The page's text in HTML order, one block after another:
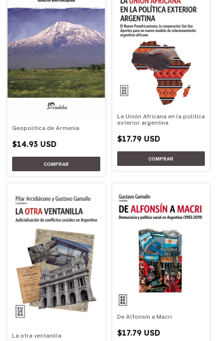
Geopolítica de Armenia
$14.93 USD
La Unión Africana en la política
exterior argentina
$17.79 USD
La otra ventanilla
De Alfonsín a Macri
$17.79 USD